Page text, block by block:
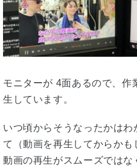
モニターが 4面あるので、作
生しています。
いつ頃からそうなったかは
て（動画を再生してからか
動画の再生がスムーズでは